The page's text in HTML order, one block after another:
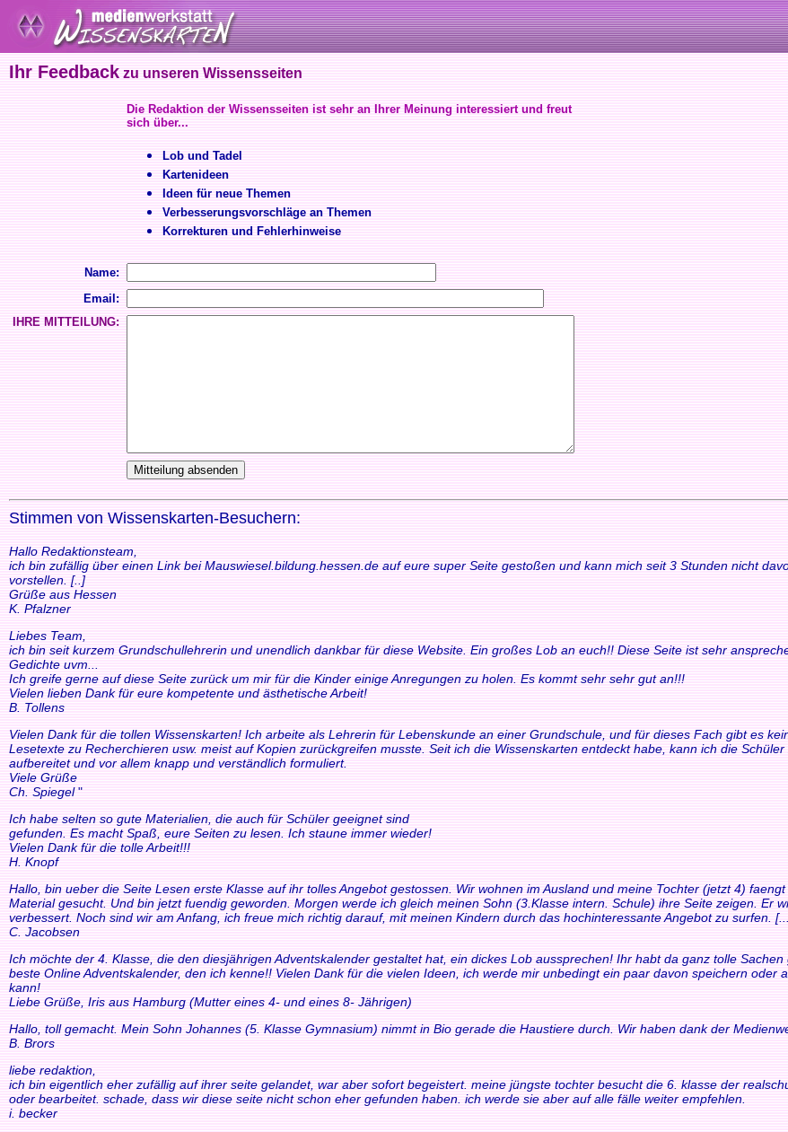
Ihr Feedback zu unseren Wissensseiten
Die Redaktion der Wissensseiten ist sehr an Ihrer Meinung interessiert und freut
sich über...
Lob und Tadel
Kartenideen
Ideen für neue Themen
Verbesserungsvorschläge an Themen
Korrekturen und Fehlerhinweise
Name:
Email:
IHRE MITTEILUNG:
Stimmen von Wissenskarten-Besuchern:
Hallo Redaktionsteam,
ich bin zufällig über einen Link bei Mauswiesel.bildung.hessen.de auf eure super Seite gestoßen und kann mich seit 3 Stunden nicht
vorstellen. [..]
Grüße aus Hessen
K. Pfalzner
Liebes Team,
ich bin seit kurzem Grundschullehrerin und unendlich dankbar für diese Website. Ein großes Lob an euch!! Diese Seite ist sehr
Gedichte uvm...
Ich greife gerne auf diese Seite zurück um mir für die Kinder einige Anregungen zu holen. Es kommt sehr sehr gut an!!!
Vielen lieben Dank für eure kompetente und ästhetische Arbeit!
B. Tollens
Vielen Dank für die tollen Wissenskarten! Ich arbeite als Lehrerin für Lebenskunde an einer Grundschule, und für dieses Fach gibt es
Lesetexte zu Recherchieren usw. meist auf Kopien zurückgreifen musste. Seit ich die Wissenskarten entdeckt habe, kann ich die
aufbereitet und vor allem knapp und verständlich formuliert.
Viele Grüße
Ch. Spiegel"
Ich habe selten so gute Materialien, die auch für Schüler geeignet sind
gefunden. Es macht Spaß, eure Seiten zu lesen. Ich staune immer wieder!
Vielen Dank für die tolle Arbeit!!!
H. Knopf
Hallo, bin ueber die Seite Lesen erste Klasse auf ihr tolles Angebot gestossen. Wir wohnen im Ausland und meine Tochter (jetzt 4)
Material gesucht. Und bin jetzt fuendig geworden. Morgen werde ich gleich meinen Sohn (3.Klasse intern. Schule) ihre Seite zeigen. Er
verbessert. Noch sind wir am Anfang, ich freue mich richtig darauf, mit meinen Kindern durch das hochinteressante Angebot zu surfen.
C. Jacobsen
Ich möchte der 4. Klasse, die den diesjährigen Adventskalender gestaltet hat, ein dickes Lob aussprechen! Ihr habt da ganz tolle
beste Online Adventskalender, den ich kenne!! Vielen Dank für die vielen Ideen, ich werde mir unbedingt ein paar davon speichern
kann!
Liebe Grüße, Iris aus Hamburg (Mutter eines 4- und eines 8- Jährigen)
Hallo, toll gemacht. Mein Sohn Johannes (5. Klasse Gymnasium) nimmt in Bio gerade die Haustiere durch. Wir haben dank der
B. Brors
liebe redaktion,
ich bin eigentlich eher zufällig auf ihrer seite gelandet, war aber sofort begeistert. meine jüngste tochter besucht die 6. klasse der
oder bearbeitet. schade, dass wir diese seite nicht schon eher gefunden haben. ich werde sie aber auf alle fälle weiter empfehlen.
i. becker